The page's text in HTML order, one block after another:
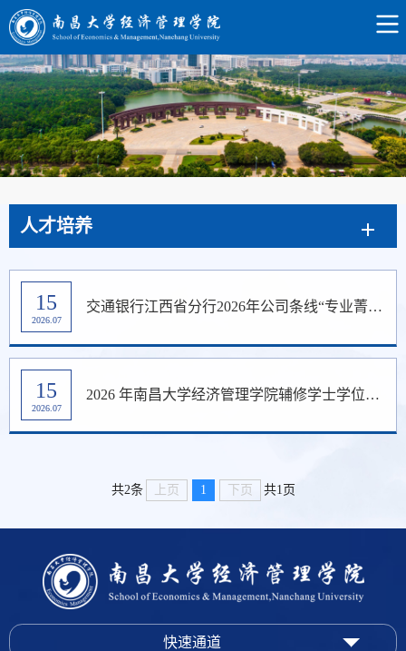
人才培养
15
2026.07
交通银行江西省分行2026年公司条线“专业菁英”培训班圆满结束
15
2026.07
2026 年南昌大学经济管理学院辅修学士学位招生简章
共2条 上页 1 下页 共1页
快速通道